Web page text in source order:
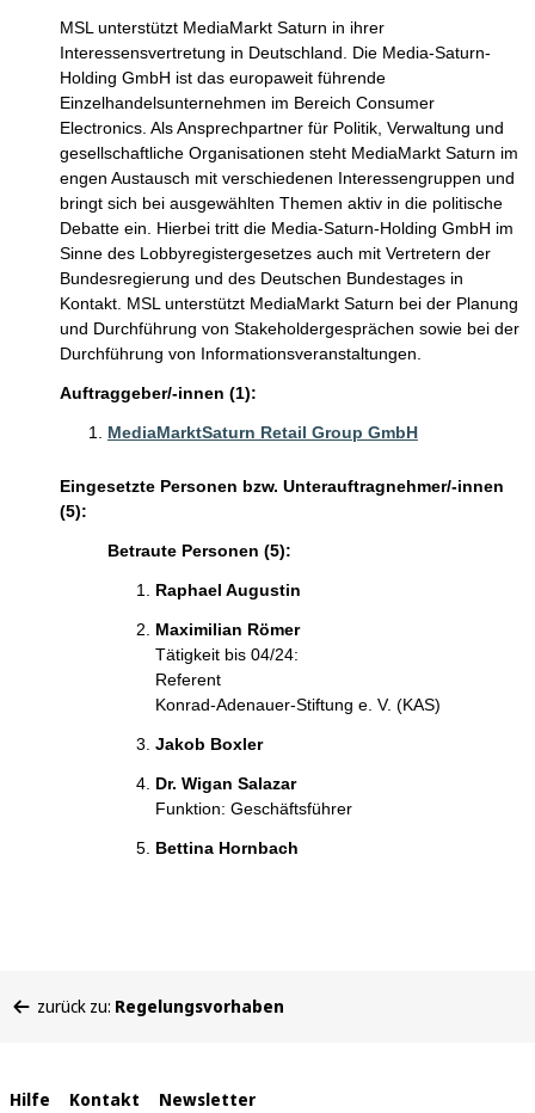
MSL unterstützt MediaMarkt Saturn in ihrer
Interessensvertretung in Deutschland. Die Media-Saturn-
Holding GmbH ist das europaweit führende
Einzelhandelsunternehmen im Bereich Consumer
Electronics. Als Ansprechpartner für Politik, Verwaltung und
gesellschaftliche Organisationen steht MediaMarkt Saturn im
engen Austausch mit verschiedenen Interessengruppen und
bringt sich bei ausgewählten Themen aktiv in die politische
Debatte ein. Hierbei tritt die Media-Saturn-Holding GmbH im
Sinne des Lobbyregistergesetzes auch mit Vertretern der
Bundesregierung und des Deutschen Bundestages in
Kontakt. MSL unterstützt MediaMarkt Saturn bei der Planung
und Durchführung von Stakeholdergesprächen sowie bei der
Durchführung von Informationsveranstaltungen.
Auftraggeber/-innen (1):
MediaMarktSaturn Retail Group GmbH
Eingesetzte Personen bzw. Unterauftragnehmer/-innen
(5):
Betraute Personen (5):
Raphael Augustin
Maximilian Römer
Tätigkeit bis 04/24:
Referent
Konrad-Adenauer-Stiftung e. V. (KAS)
Jakob Boxler
Dr. Wigan Salazar
Funktion: Geschäftsführer
Bettina Hornbach
befinden
zurück zu: Regelungsvorhaben
Interne
Hilfe Kontakt Newsletter